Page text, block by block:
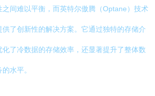
间难以平衡，而英特尔傲腾（Optane）技术
了创新性的解决方案。它通过独特的存储介
化了冷数据的存储效率，还显著提升了整体数
水平。